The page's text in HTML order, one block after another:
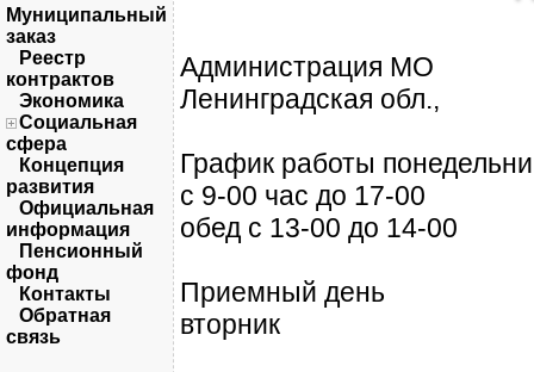
Муниципальный
заказ
Реестр
контрактов
Экономика
Социальная
сфера
Концепция
развития
Официальная
информация
Пенсионный
фонд
Контакты
Обратная
связь
Администрация МО
Ленинградская обл.,
График работы
с 9-00 час до 17-00
обед с 13-00 до 14-00
Приемный день
вторник